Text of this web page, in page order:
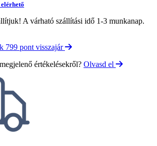
A várható szállítási idő 1-3 munkanap.
799 pont visszajár
értékelésekről? Olvasd el